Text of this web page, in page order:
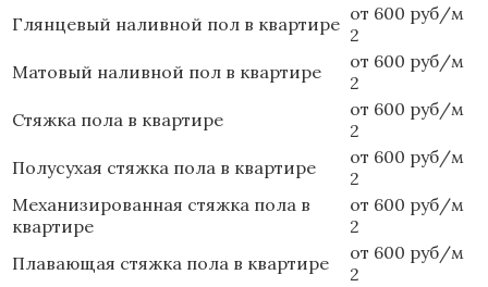
Глянцевый наливной пол в квартире от 600 руб/м
2
Матовый наливной пол в квартире
от 600 руб/м
2
Стяжка пола в квартире
от 600 руб/м
2
Полусухая стяжка пола в квартире
от 600 руб/м
2
Механизированная стяжка пола в
квартире
от 600 руб/м
2
Плавающая стяжка пола в квартире
от 600 руб/м
2